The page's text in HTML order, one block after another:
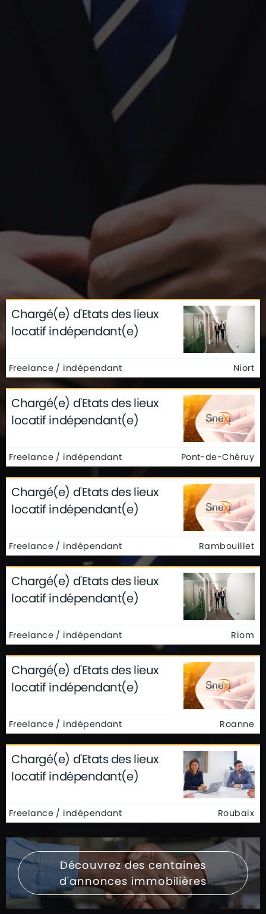
Chargé(e) d'Etats des lieux
locatif indépendant(e)
Freelance / indépendant Niort
Chargé(e) d'Etats des lieux
locatif indépendant(e)
Freelance / indépendant Pont-de-Chéruy
Chargé(e) d'Etats des lieux
locatif indépendant(e)
Freelance / indépendant Rambouillet
Chargé(e) d'Etats des lieux
locatif indépendant(e)
Freelance / indépendant Riom
Chargé(e) d'Etats des lieux
locatif indépendant(e)
Freelance / indépendant Roanne
Chargé(e) d'Etats des lieux
locatif indépendant(e)
Freelance / indépendant Roubaix
Découvrez des centaines
d'annonces immobilières